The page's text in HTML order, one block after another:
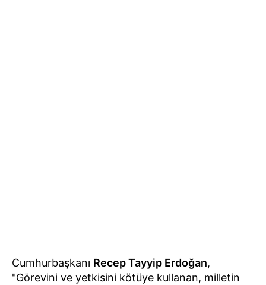
Cumhurbaşkanı Recep Tayyip Erdoğan,
"Görevini ve yetkisini kötüye kullanan, milletin